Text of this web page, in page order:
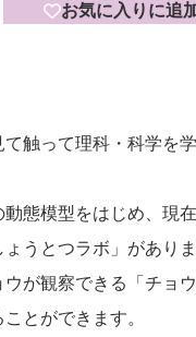
お気に入りに追
触って理科・科学を
態模型をはじめ、
うとつラボ」があ
が観察できる「チョ
とができます。